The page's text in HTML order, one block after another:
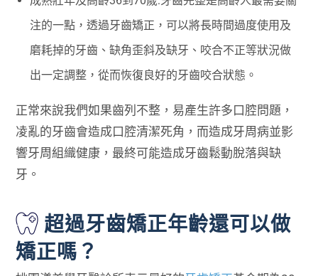
注的一點，透過牙齒矯正，可以將長時間過度使用及
磨耗掉的牙齒、缺角歪斜及缺牙、咬合不正等狀況做
出一定調整，從而恢復良好的牙齒咬合狀態。
正常來說我們如果齒列不整，易產生許多口腔問題，
凌亂的牙齒會造成口腔清潔死角，而造成牙周病並影
響牙周組織健康，最終可能造成牙齒鬆動脫落與缺
牙。
超過牙齒矯正年齡還可以做
矯正嗎？